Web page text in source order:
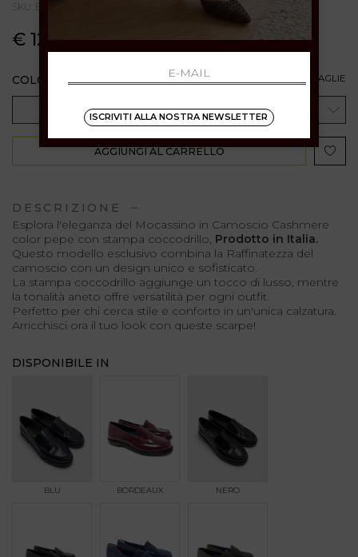
SKU: ELSAN252CASHMERE COCCOPEPE
€ 129.00
COLORE: PEPE TM GUIDA ALLE TAGLIE
TAGLIA
AGGIUNGI AL CARRELLO
DESCRIZIONE
Esplora l'eleganza del Mocassino in Camoscio Cashmere
color pepe con stampa coccodrillo, Prodotto in Italia.
Questo modello esclusivo combina la Raffinatezza del
camoscio con un design unico e sofisticato.
La stampa coccodrillo aggiunge un tocco di lusso, mentre
la tonalità aneto offre versatilità per ogni outfit.
Perfetto per chi cerca stile e conforto in un'unica calzatura.
Arricchisci ora il tuo look con queste scarpe!
DISPONIBILE IN
BLU BORDEAUX NERO
ISCRIVITI ALLA NOSTRA NEWSLETTER